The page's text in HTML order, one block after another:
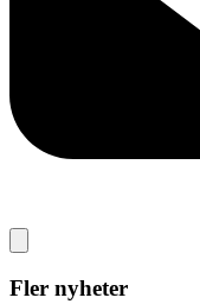
Fler nyheter